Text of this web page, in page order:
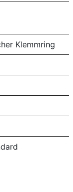
Klemmring